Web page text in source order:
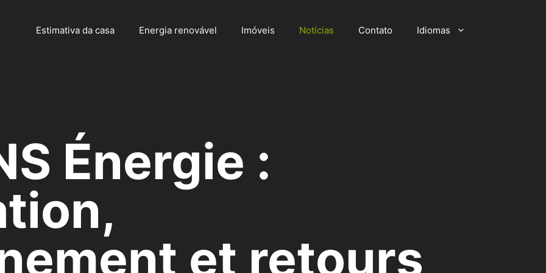
Estimativa da casa Energia renovável Imóveis Notícias Contato Idiomas
Énergie :
et retours